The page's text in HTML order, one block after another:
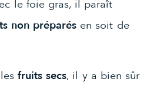
le foie gras, il paraît
non préparés en soit de
fruits secs, il y a bien sûr